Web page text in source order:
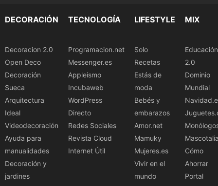
DECORACIÓN
Decoracion 2.0
Open Deco
Decoración
Sueca
Arquitectura
Ideal
Videodecoración
Ayuda para
manualidades
Decoración y
jardines
TECNOLOGÍA
Programacion.net
Messenger.es
Appleismo
Incubaweb
WordPress
Directo
Redes Sociales
Revista Cloud
Internet Útil
LIFESTYLE
Solo
Recetas
Estás de
moda
Bebés y
embarazos
Amor.net
Mamuky
Mujeres.es
Vivir en el
mundo
MIX
Educación
2.0
Dominio
Mundial
Cómo
Ahorrar
Portal